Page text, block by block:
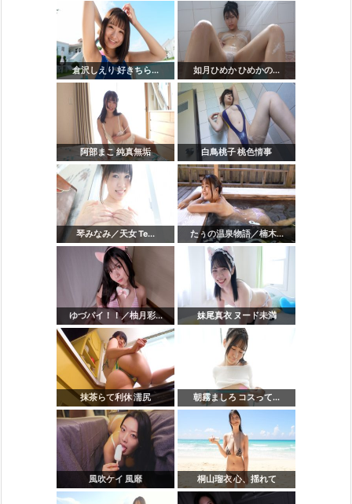
倉沢しえり 好きちら... 如月ひめか ひめかの...
阿部まこ 純真無垢 白鳥桃子 桃色情事
琴みなみ／天女 Te... たぅの温泉物語／楠木...
ゆづパイ！！／柚月彩... 妹尾真衣 ヌード未満
抹茶らて利休 濡尻 朝霧ましろ コスって...
風吹ケイ 風靡 桐山瑠衣 心、揺れて